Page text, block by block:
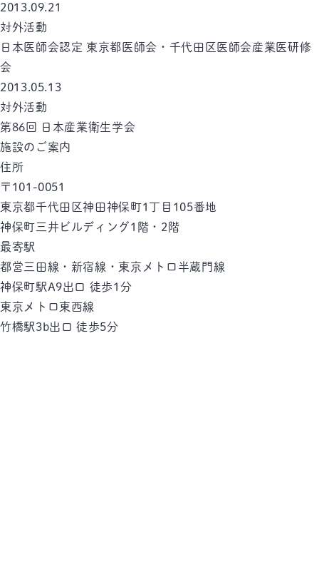
2013.09.21
対外活動
日本医師会認定 東京都医師会・千代田区医師会産業医研修
会
2013.05.13
対外活動
第86回 日本産業衛生学会
施設のご案内
住所
〒101-0051
東京都千代田区神田神保町1丁目105番地
神保町三井ビルディング1階・2階
最寄駅
都営三田線・新宿線・東京メトロ半蔵門線
神保町駅A9出口 徒歩1分
東京メトロ東西線
竹橋駅3b出口 徒歩5分